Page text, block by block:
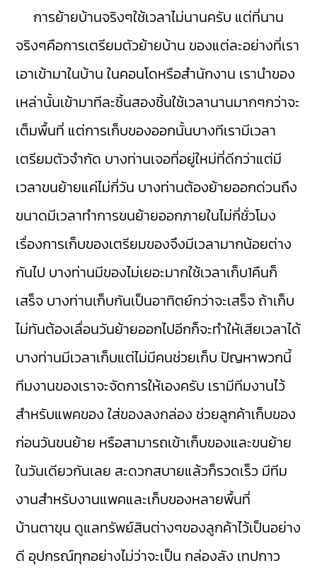
การย้ายบ้านจริงๆใช้เวลาไม่นานครับ แต่ที่นาน
จริงๆคือการเตรียมตัวย้ายบ้าน ของแต่ละอย่างที่เรา
เอาเข้ามาในบ้าน ในคอนโดหรือสำนักงาน เรานำของ
เหล่านั้นเข้ามาทีละชิ้นสองชิ้นใช้เวลานานมากๆกว่าจะ
เต็มพื้นที่ แต่การเก็บของออกนั้นบางทีเรามีเวลา
เตรียมตัวจำกัด บางท่านเจอที่อยู่ใหม่ที่ดีกว่าแต่มี
เวลาขนย้ายแค่ไม่กี่วัน บางท่านต้องย้ายออกด่วนถึง
ขนาดมีเวลาทำการขนย้ายออกภายในไม่กี่ชั่วโมง
เรื่องการเก็บของเตรียมของจึงมีเวลามากน้อยต่าง
กันไป บางท่านมีของไม่เยอะมากใช้เวลาเก็บ1คืนก็
เสร็จ บางท่านเก็บกันเป็นอาทิตย์กว่าจะเสร็จ ถ้าเก็บ
ไม่ทันต้องเลื่อนวันย้ายออกไปอีกก็จะทำให้เสียเวลาได้
บางท่านมีเวลาเก็บแต่ไม่มีคนช่วยเก็บ ปัญหาพวกนี้
ทีมงานของเราจะจัดการให้เองครับ เรามีทีมงานไว้
สำหรับแพคของ ใส่ของลงกล่อง ช่วยลูกค้าเก็บของ
ก่อนวันขนย้าย หรือสามารถเข้าเก็บของและขนย้าย
ในวันเดียวกันเลย สะดวกสบายแล้วก็รวดเร็ว มีทีม
งานสำหรับงานแพคและเก็บของหลายพื้นที่
บ้านตาขุน ดูแลทรัพย์สินต่างๆของลูกค้าไว้เป็นอย่าง
ดี อุปกรณ์ทุกอย่างไม่ว่าจะเป็น กล่องลัง เทปกาว